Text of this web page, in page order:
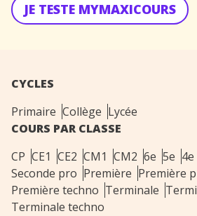
JE TESTE MYMAXICOURS
CYCLES
Primaire Collège Lycée
COURS PAR CLASSE
CP CE1 CE2 CM1 CM2 6e 5e 4e
Seconde pro Première Première
Première techno Terminale
Terminale techno